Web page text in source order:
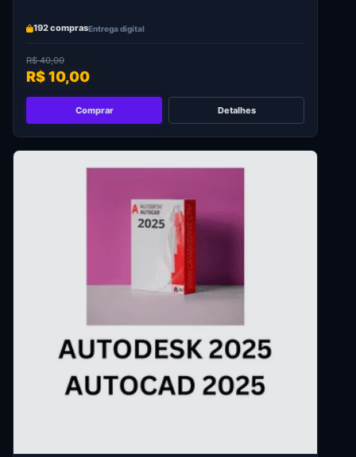
192 comprasEntrega digital
R$ 40,00
R$ 10,00
Comprar Detalhes